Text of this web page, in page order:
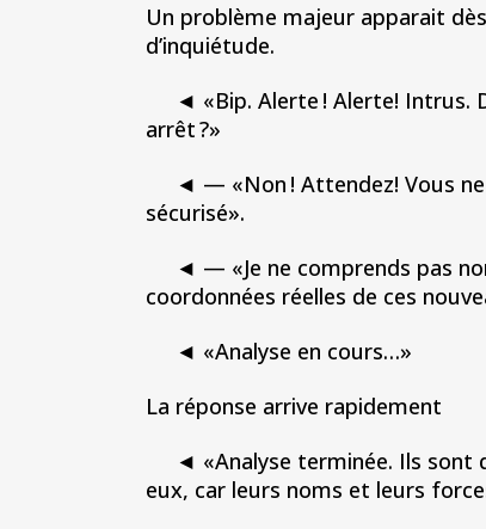
Un problème majeur apparait
d’inquiétude.
◄ «Bip. Alerte ! Alerte! Intrus.
arrêt ?»
◄ — «Non ! Attendez! Vous ne
sécurisé».
◄ — «Je ne comprends pas
coordonnées réelles de ces
◄ «Analyse en cours…»
La réponse arrive rapidement
◄ «Analyse terminée. Ils sont
eux, car leurs noms et leurs